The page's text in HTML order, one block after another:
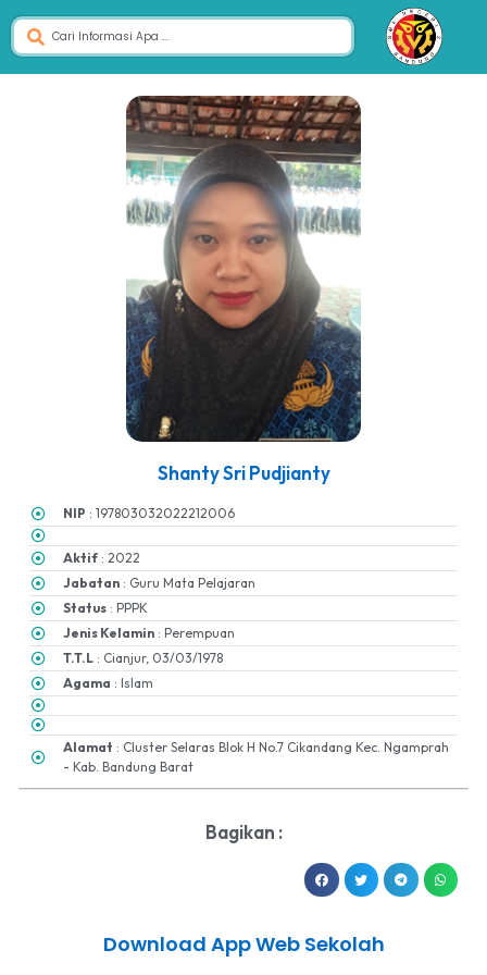
Shanty Sri Pudjianty
NIP : 197803032022212006
Aktif : 2022
Jabatan : Guru Mata Pelajaran
Status : PPPK
Jenis Kelamin : Perempuan
T.T.L : Cianjur, 03/03/1978
Agama : Islam
Alamat : Cluster Selaras Blok H No.7 Cikandang Kec. Ngamprah
- Kab. Bandung Barat
Bagikan :
Download App Web Sekolah